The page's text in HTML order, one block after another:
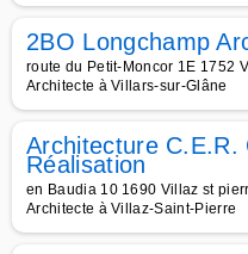
2BO Longchamp
route du Petit-Moncor 1E 1752
Architecte à Villars-sur-Glâne
Architecture C.E.R.
Réalisation
en Baudia 10 1690 Villaz st
Architecte à Villaz-Saint-Pierre